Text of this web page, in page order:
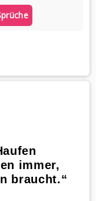
immer,
braucht.“